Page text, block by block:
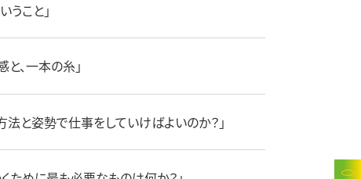
うこと」
、一本の糸」
法と姿勢で仕事をしていけばよいのか？」